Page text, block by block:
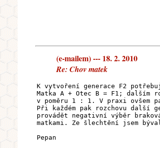
(e-mailem) --- 18. 2. 2010
Re: Chov matek
K vytvoření generace F2
Matka A + Otec B = F1; dalším
v poměru 1 : 1. V praxi ovšem
Při každém pak rozchovu další
provádět negativní výběr
matkami. Ze šlechtění jsem
Pepan